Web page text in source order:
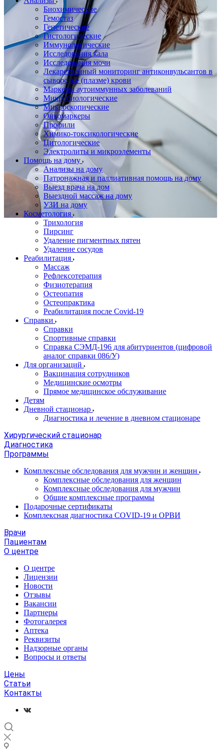
Биохимические
Гемостаз
Генетические
Гистологические
Иммунологические
Исследования кала
Исследования мочи
Лекарственный мониторинг антиконвульсантов в
сыворотке (плазме) крови
Маркеры аутоиммунных заболеваний
Микробиологические
Микроскопические
Онкомаркеры
Профили
Химико-токсикологические
Цитологические
Электролиты и микроэлементы
Помощь на дому
Анализы на дому
Патронажная и паллиативная помощь на дому
Выезд врача на дом
Выездной массаж на дому
УЗИ на дому
Косметология
Трихология
Пирсинг
Удаление пигментных пятен
Удаление сосудов
Реабилитация
Массаж
Рефлексотерапия
Физиотерапия
Остеопатия
Остеопрактика
Реабилитация после Covid-19
Справки
Справки
Спортивные справки
Справка СЭМД‑196 для абитуриентов (цифровой
аналог справки 086/У)
Для организаций
Вакцинация сотрудников
Медицинские осмотры
Прямое медицинское обслуживание
Детям
Дневной стационар
Диагностика и лечение в дневном стационаре
Хирургический стационар
Диагностика
Программы
Комплексные обследования для мужчин и женщин
Комплексные обследования для женщин
Комплексные обследования для мужчин
Общие комплексные программы
Подарочные сертификаты
Комплексная диагностика COVID-19 и ОРВИ
Врачи
Пациентам
О центре
О центре
Лицензии
Новости
Отзывы
Вакансии
Партнеры
Фотогалерея
Аптека
Реквизиты
Надзорные органы
Вопросы и ответы
Цены
Статьи
Контакты